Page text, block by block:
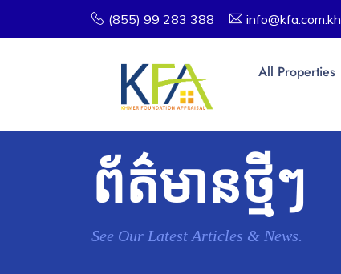
(855) 99 283 388 info@kfa.com.kh
All Properties
ព័ត៌មានថ្មីៗ
See Our Latest Articles & News.